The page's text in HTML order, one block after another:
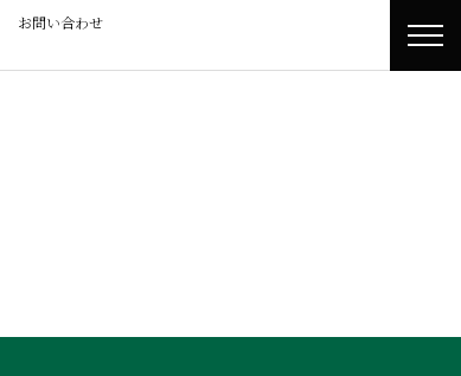
お問い合わせ